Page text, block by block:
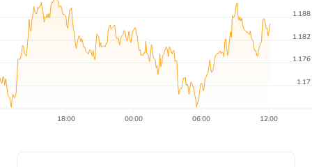
18:00 00:00 06:00 12:00
1.17
1.176
1.182
1.188